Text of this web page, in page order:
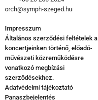
orch@symph-szeged.hu
Impresszum
Általános szerződési feltételek a
koncertjeinken történő, előadó-
művészeti közreműködésre
vonatkozó megbízási
szerződésekhez.
Adatvédelmi tájékoztató
Panaszbejelentés